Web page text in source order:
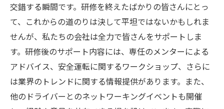
交錯する瞬間です。研修を終えたばかりの皆さんにとっ
て、これからの道のりは決して平坦ではないかもしれま
せんが、私たちの会社は全力で皆さんをサポートしま
す。研修後のサポート内容には、専任のメンターによる
アドバイス、安全運転に関するワークショップ、さらに
は業界のトレンドに関する情報提供があります。また、
他のドライバーとのネットワーキングイベントも開催